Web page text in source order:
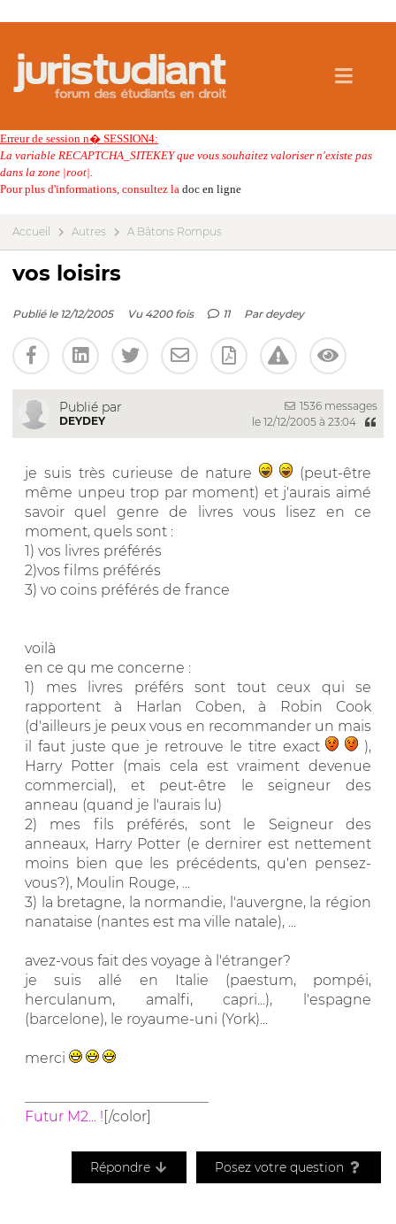
Erreur de session n� SESSION4:
La variable RECAPTCHA_SITEKEY que vous souhaitez valoriser n'existe pas
dans la zone |root|.
Pour plus d'informations, consultez la doc en ligne
Accueil Autres A Bâtons Rompus
vos loisirs
Publié le 12/12/2005 Vu 4200 fois 11 Par deydey
Publié par
DEYDEY
1536 messages
le 12/12/2005 à 23:04
je suis très curieuse de nature
(peut-être
même unpeu trop par moment) et j'aurais aimé
savoir quel genre de livres vous lisez en ce
moment, quels sont :
1) vos livres préférés
2)vos films préférés
3) vo coins préférés de france
voilà
en ce qu me concerne :
1) mes livres préférs sont tout ceux qui se
rapportent à Harlan Coben, à Robin Cook
(d'ailleurs je peux vous en recommander un mais
il faut juste que je retrouve le titre exact
),
Harry Potter (mais cela est vraiment devenue
commercial), et peut-être le seigneur des
anneau (quand je l'aurais lu)
2) mes fils préférés, sont le Seigneur des
anneaux, Harry Potter (e dernirer est nettement
moins bien que les précédents, qu'en pensez-
vous?), Moulin Rouge, ...
3) la bretagne, la normandie, l'auvergne, la région
nanataise (nantes est ma ville natale), ...
avez-vous fait des voyage à l'étranger?
je suis allé en Italie (paestum, pompéi,
herculanum, amalfi, capri...), l'espagne
(barcelone), le royaume-uni (York)...
merci
Futur M2... ![/color]
Répondre Posez votre question